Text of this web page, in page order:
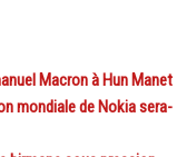
Macron à Hun Manet
mondiale de Nokia sera-